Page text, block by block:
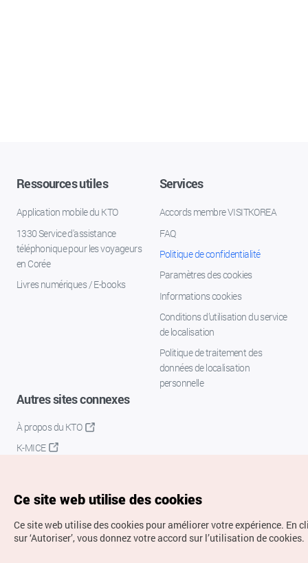
Ressources utiles
Application mobile du KTO
1330 Service d'assistance
téléphonique pour les voyageurs
en Corée
Livres numériques / E-books
Services
Accords membre VISITKOREA
FAQ
Politique de confidentialité
Paramètres des cookies
Informations cookies
Conditions d’utilisation du service
de localisation
Politique de traitement des
données de localisation
personnelle
Autres sites connexes
À propos du KTO
K-MICE
Ce site web utilise des cookies
Ce site web utilise des cookies pour améliorer votre expérience. En
sur ‘Autoriser’, vous donnez votre accord sur l’utilisation de cookies.